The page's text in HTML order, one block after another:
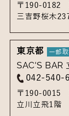
〒190-0182
三吉野桜木
東京都
SAC'S BAR
042-540-
〒190-0015
立川立飛1階